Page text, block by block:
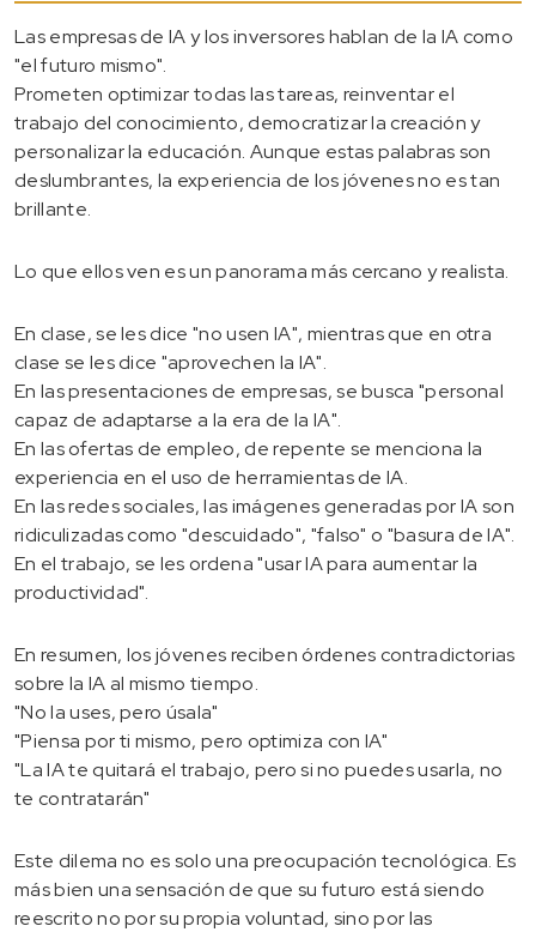
Las empresas de IA y los inversores hablan de la IA como
"el futuro mismo".
Prometen optimizar todas las tareas, reinventar el
trabajo del conocimiento, democratizar la creación y
personalizar la educación. Aunque estas palabras son
deslumbrantes, la experiencia de los jóvenes no es tan
brillante.
Lo que ellos ven es un panorama más cercano y realista.
En clase, se les dice "no usen IA", mientras que en otra
clase se les dice "aprovechen la IA".
En las presentaciones de empresas, se busca "personal
capaz de adaptarse a la era de la IA".
En las ofertas de empleo, de repente se menciona la
experiencia en el uso de herramientas de IA.
En las redes sociales, las imágenes generadas por IA son
ridiculizadas como "descuidado", "falso" o "basura de IA".
En el trabajo, se les ordena "usar IA para aumentar la
productividad".
En resumen, los jóvenes reciben órdenes contradictorias
sobre la IA al mismo tiempo.
"No la uses, pero úsala"
"Piensa por ti mismo, pero optimiza con IA"
"La IA te quitará el trabajo, pero si no puedes usarla, no
te contratarán"
Este dilema no es solo una preocupación tecnológica. Es
más bien una sensación de que su futuro está siendo
reescrito no por su propia voluntad, sino por las